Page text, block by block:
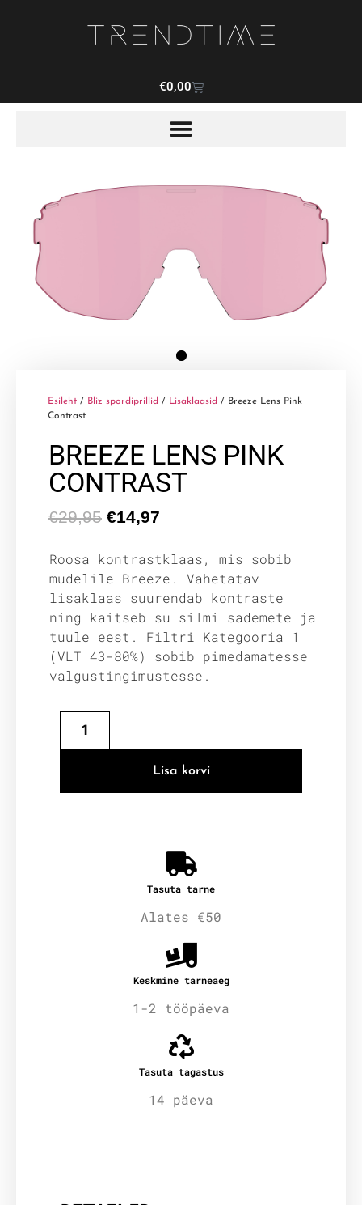
€0,00
Esileht / Bliz spordiprillid / Lisaklaasid / Breeze Lens Pink
Contrast
BREEZE LENS PINK
CONTRAST
€29,95 €14,97
Roosa kontrastklaas, mis sobib
mudelile Breeze. Vahetatav
lisaklaas suurendab kontraste
ning kaitseb su silmi sademete ja
tuule eest. Filtri Kategooria 1
(VLT 43-80%) sobib pimedamatesse
valgustingimustesse.
Lisa korvi
Tasuta tarne
Alates €50
Keskmine tarneaeg
1-2 tööpäeva
Tasuta tagastus
14 päeva